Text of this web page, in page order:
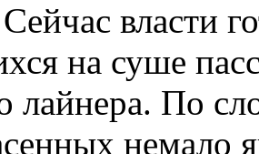
власти
на суше
лайнера. По
немало